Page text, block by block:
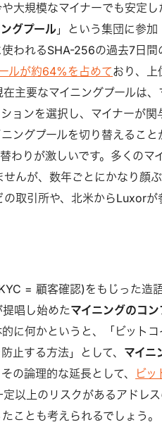
大規模なマイナーでも安定し
グプール」という集団に参加
われるSHA-256の過去7日間
ルが約64%を占めており、上
主要なマイニングプールは、
ョンを選択し、マイナーが関
ングプールを切り替えること
わりが激しいです。多くのマ
んが、数年ごとにかなり顔
取引所や、北米からLuxorが
= 顧客確認)をもじった造
唱し始めたマイニングのコン
に何かというと、「ビットコ
止する方法」として、 マイニ
の論理的な延長として、
ビッ
定以上のリスクがあるアドレ
ことも考えられるでしょう。